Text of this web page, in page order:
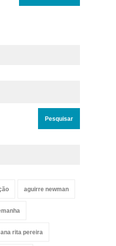
aguirre newman
ana rita pereira